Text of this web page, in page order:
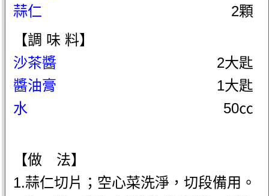
蒜仁
2顆
【調 味 料】
沙茶醬
2大匙
醬油膏
1大匙
水
50㏄
【做 法】
1.蒜仁切片；空心菜洗淨，切段備用。